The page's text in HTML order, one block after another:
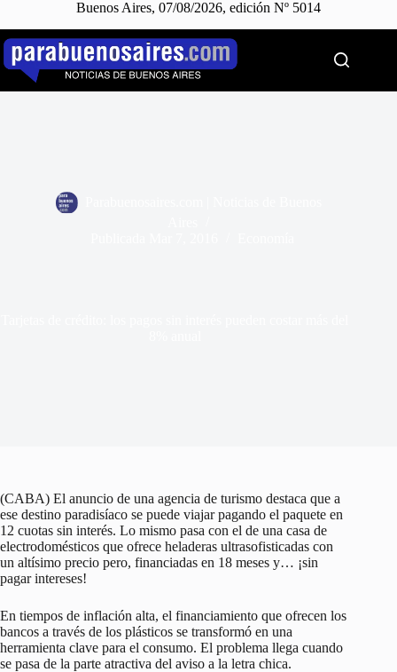
Buenos Aires, 07/08/2026, edición Nº 5014
Saltar
contenido
(CABA) El anuncio de una agencia de turismo destaca que a
ese destino paradisíaco se puede viajar pagando el paquete en
12 cuotas sin interés. Lo mismo pasa con el de una casa de
electrodomésticos que ofrece heladeras ultrasofisticadas con
un altísimo precio pero, financiadas en 18 meses y… ¡sin
pagar intereses!
En tiempos de inflación alta, el financiamiento que ofrecen los
bancos a través de los plásticos se transformó en una
herramienta clave para el consumo. El problema llega cuando
se pasa de la parte atractiva del aviso a la letra chica.